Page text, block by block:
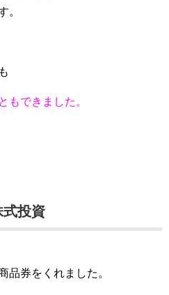
。
もできました。
式投資
品券をくれました。